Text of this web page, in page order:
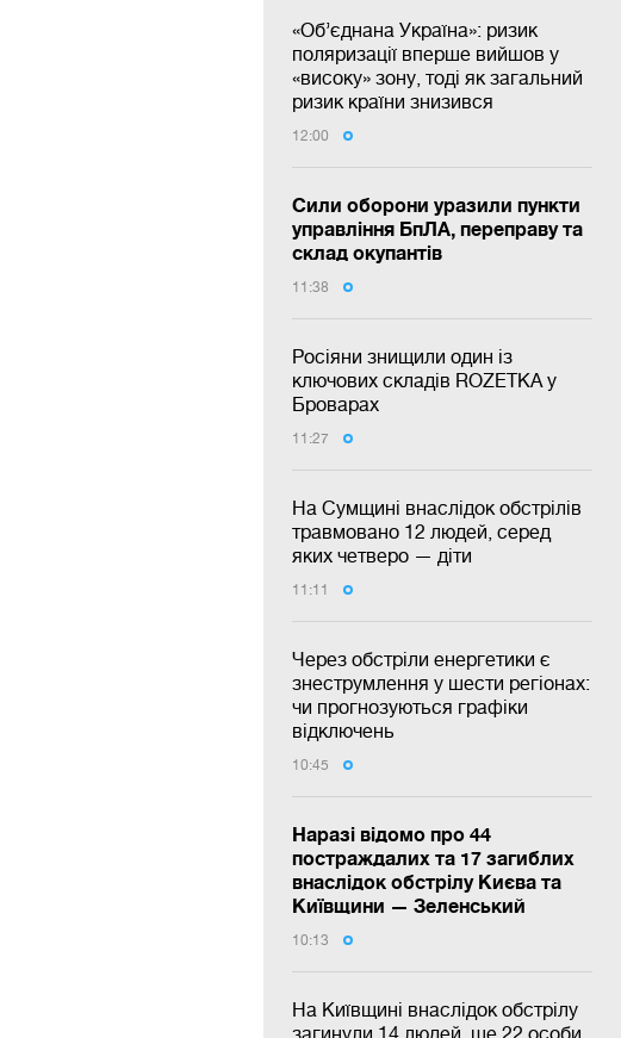
«Об’єднана Україна»: ризик
поляризації вперше вийшов у
«високу» зону, тоді як загальний
ризик країни знизився
12:00
Сили оборони уразили пункти
управління БпЛА, переправу та
склад окупантів
11:38
Росіяни знищили один із
ключових складів ROZETKA у
Броварах
11:27
На Сумщині внаслідок обстрілів
травмовано 12 людей, серед
яких четверо — діти
11:11
Через обстріли енергетики є
знеструмлення у шести регіонах:
чи прогнозуються графіки
відключень
10:45
Наразі відомо про 44
постраждалих та 17 загиблих
внаслідок обстрілу Києва та
Київщини — Зеленський
10:13
На Київщині внаслідок обстрілу
загинули 14 людей, ще 22 особи